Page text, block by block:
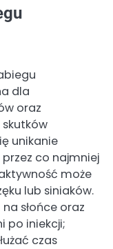
dla
oraz
unikanie
co najmniej
może
lub siniaków.
słońce oraz
po iniekcji;
czas